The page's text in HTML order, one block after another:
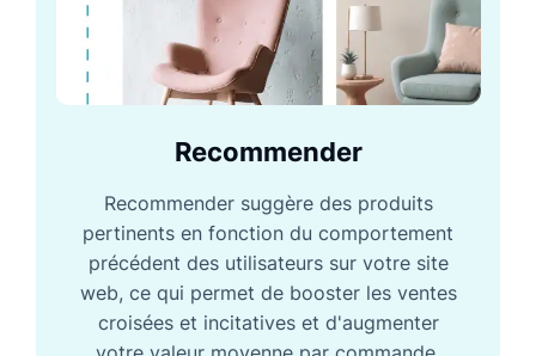
Recommender
Recommender suggère des produits
pertinents en fonction du comportement
précédent des utilisateurs sur votre site
web, ce qui permet de booster les ventes
croisées et incitatives et d'augmenter